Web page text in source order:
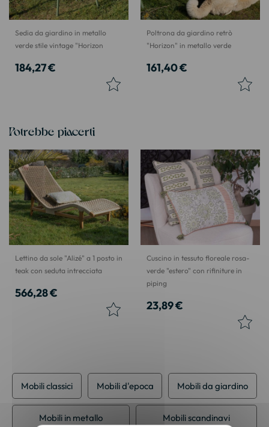
Sedia da giardino in metallo
verde stile vintage "Horizon
184,27 €
Poltrona da giardino retrò
"Horizon" in metallo verde
161,40 €
Potrebbe piacerti
Lettino da sole "Alizé" a 1 posto in
teak con seduta intrecciata
566,28 €
Cuscino in tessuto floreale rosa-
verde "estero" con rifiniture in
piping
23,89 €
Mobili classici Mobili d'epoca Mobili da giardino
Mobili in metallo Mobili scandinavi